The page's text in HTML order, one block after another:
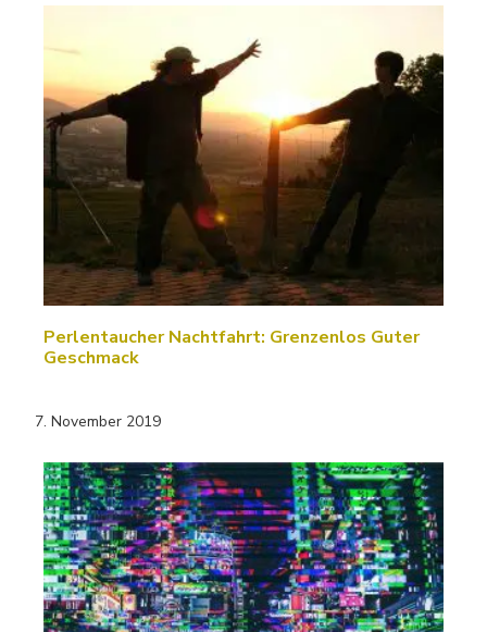
Perlentaucher Nachtfahrt: Grenzenlos Guter
Geschmack
7. November 2019